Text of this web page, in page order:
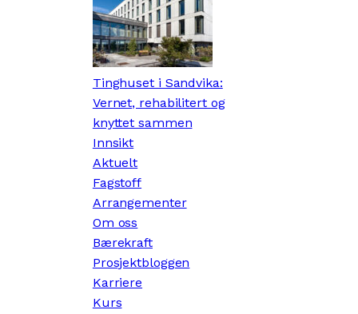
Tinghuset i Sandvika:
Vernet, rehabilitert og
knyttet sammen
Innsikt
Aktuelt
Fagstoff
Arrangementer
Om oss
Bærekraft
Prosjektbloggen
Karriere
Kurs